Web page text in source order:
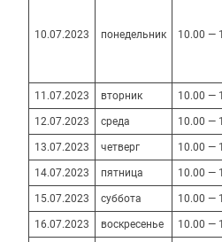
10.07.2023 понедельник 10.00 —
11.07.2023 вторник 10.00 —
12.07.2023 среда 10.00 —
13.07.2023 четверг 10.00 —
14.07.2023 пятница 10.00 —
15.07.2023 суббота 10.00 —
16.07.2023 воскресенье 10.00 —